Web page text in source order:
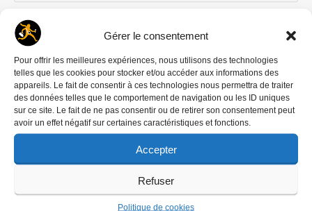
Gérer le consentement
Pour offrir les meilleures expériences, nous utilisons des technologies
telles que les cookies pour stocker et/ou accéder aux informations des
appareils. Le fait de consentir à ces technologies nous permettra de traiter
des données telles que le comportement de navigation ou les ID uniques
sur ce site. Le fait de ne pas consentir ou de retirer son consentement peut
avoir un effet négatif sur certaines caractéristiques et fonctions.
Accepter
Refuser
Politique de cookies
Ils nous soutiennent